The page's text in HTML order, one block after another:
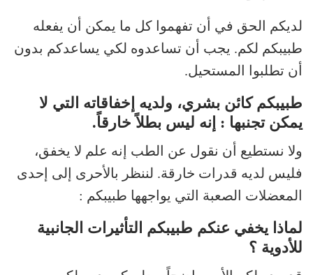
لديكم الحق في أن تفهموا كل ما يمكن أن يفعله
طبيبكم لكم. يجب أن تساعدوه لكي يساعدكم بدون
أن تطلبوا المستحيل.
طبيبكم كائن بشري، ولديه إخفاقاته التي لا
يمكن تجنبها : إنه ليس بطلاً خارقاً.
ولا نستطيع أن نقول عن الطب إنه علم لا يخفق،
فليس لديه قدرات خارقة. لننظر بالأحرى إلى إحدى
المعضلات الصعبة التي يواجهها طبيبكم :
لماذا يخفي عنكم طبيبكم التأثيرات الجانبية
للأدوية ؟